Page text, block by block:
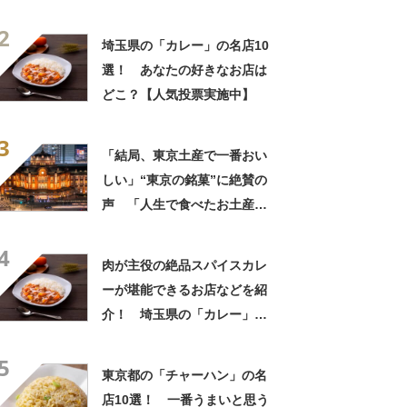
埼玉県の「カレー」の名店10
選！ あなたの好きなお店は
どこ？【人気投票実施中】
「結局、東京土産で一番おい
しい」“東京の銘菓”に絶賛の
声 「人生で食べたお土産の
肉が主役の絶品スパイスカレ
ーが堪能できるお店などを紹
介！ 埼玉県の「カレー」の
東京都の「チャーハン」の名
店10選！ 一番うまいと思う